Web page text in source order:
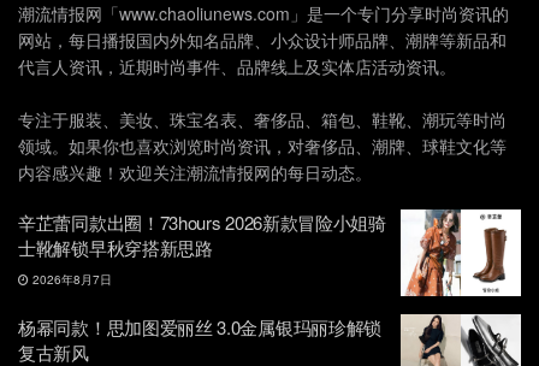
潮流情报网「www.chaoliunews.com」是一个专门分享时尚资讯的
网站，每日播报国内外知名品牌、小众设计师品牌、潮牌等新品和
代言人资讯，近期时尚事件、品牌线上及实体店活动资讯。
专注于服装、美妆、珠宝名表、奢侈品、箱包、鞋靴、潮玩等时尚
领域。如果你也喜欢浏览时尚资讯，对奢侈品、潮牌、球鞋文化等
内容感兴趣！欢迎关注潮流情报网的每日动态。
辛芷蕾同款出圈！73hours 2026新款冒险小姐骑
士靴解锁早秋穿搭新思路
2026年8月7日
杨幂同款！思加图爱丽丝 3.0金属银玛丽珍解锁
复古新风